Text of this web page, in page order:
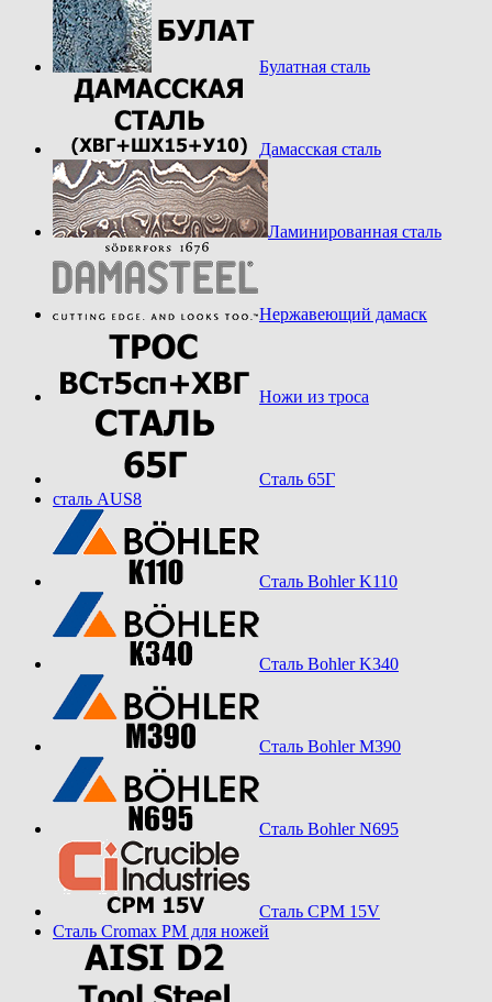
Булатная сталь
Дамасская сталь
Ламинированная сталь
Нержавеющий дамаск
Ножи из троса
Сталь 65Г
сталь AUS8
Сталь Bohler K110
Сталь Bohler K340
Сталь Bohler M390
Сталь Bohler N695
Сталь CPM 15V
Сталь Cromax PM для ножей